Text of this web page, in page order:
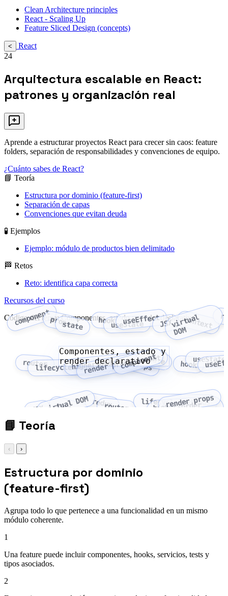
Clean Architecture principles
React - Scaling Up
Feature Sliced Design (concepts)
<
React
24
Arquitectura escalable en React:
patrones y organización real
Aprende a estructurar proyectos React para crecer sin caos: feature
folders, separación de responsabilidades y convenciones de equipo.
¿Cuánto sabes de React?
📘 Teoría
Estructura por dominio (feature-first)
Separación de capas
Convenciones que evitan deuda
🧪 Ejemplos
Ejemplo: módulo de productos bien delimitado
🏁 Retos
Reto: identifica capa correcta
Recursos del curso
Código del tema: Componentes, estado y render declarativo
componentpropsstate hookuseState
useEffectJSXv
i
r
t
u
a
l
D
O
M
context
routerlifecycle methodshigher-order component
render propscomponent
propsstate hook
useState
JSXvirtual DOM
context reduxrouter lifecycle methods
higher-order
render props
Componentes, estado y
render declarativo
📘 Teoría
‹ ›
Estructura por dominio
(feature-first)
Agrupa todo lo que pertenece a una funcionalidad en un mismo
módulo coherente.
1
Una feature puede incluir componentes, hooks, servicios, tests y
tipos asociados.
2